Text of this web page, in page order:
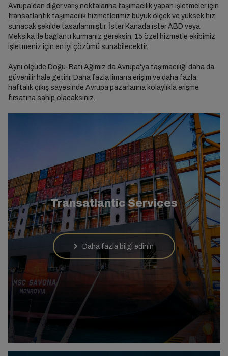
Avrupa'dan diğer varış noktalarına taşımacılık yapan işletmeler için
transatlantik taşımacılık hizmetlerimiz büyük ölçek ve yüksek hız
sunacak şekilde tasarlanmıştır. İster Kanada ister ABD veya
Meksika ile bağlantı kurmanız gereksin, 15 özel hizmetle ekibimiz
işletmeniz için en iyi çözümü sunabilecektir.
Aynı ölçüde Doğu-Batı Ağımız da Avrupa'ya taşımacılığı daha da
güvenilir hale getirir. Daha fazla limana erişim ve daha fazla
haftalık çıkış sayesinde Avrupa pazarlarına kolaylıkla erişme
fırsatına sahip olacaksınız.
Transatlantic Services
Daha fazla bilgi edinin